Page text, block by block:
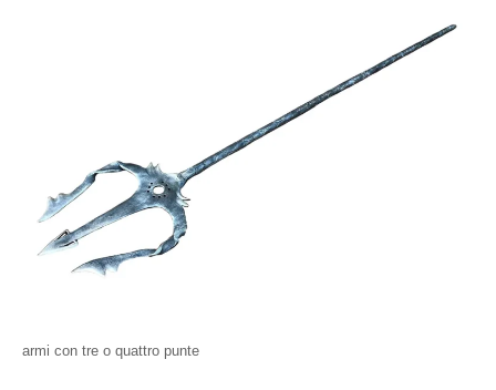
armi con tre o quattro punte